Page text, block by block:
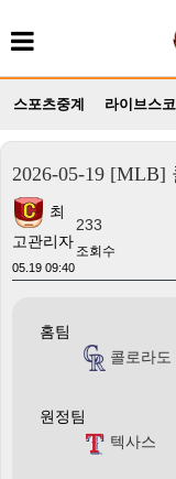
스포츠중계 라이브스코
2026-05-19 [MLB]
최
고관리자
05.19 09:40
233
조회수
홈팀
콜로라도
원정팀
텍사스